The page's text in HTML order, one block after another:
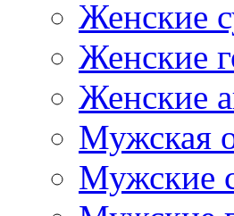
Женские
Женские
Женские
Мужская
Мужские